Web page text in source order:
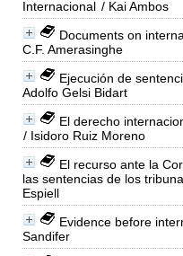
Internacional / Kai Ambos
Documents on
C.F. Amerasinghe
Ejecución de
Adolfo Gelsi Bidart
El derecho
/ Isidoro Ruiz Moreno
El recurso ante la
las sentencias de los
Espiell
Evidence before
Sandifer